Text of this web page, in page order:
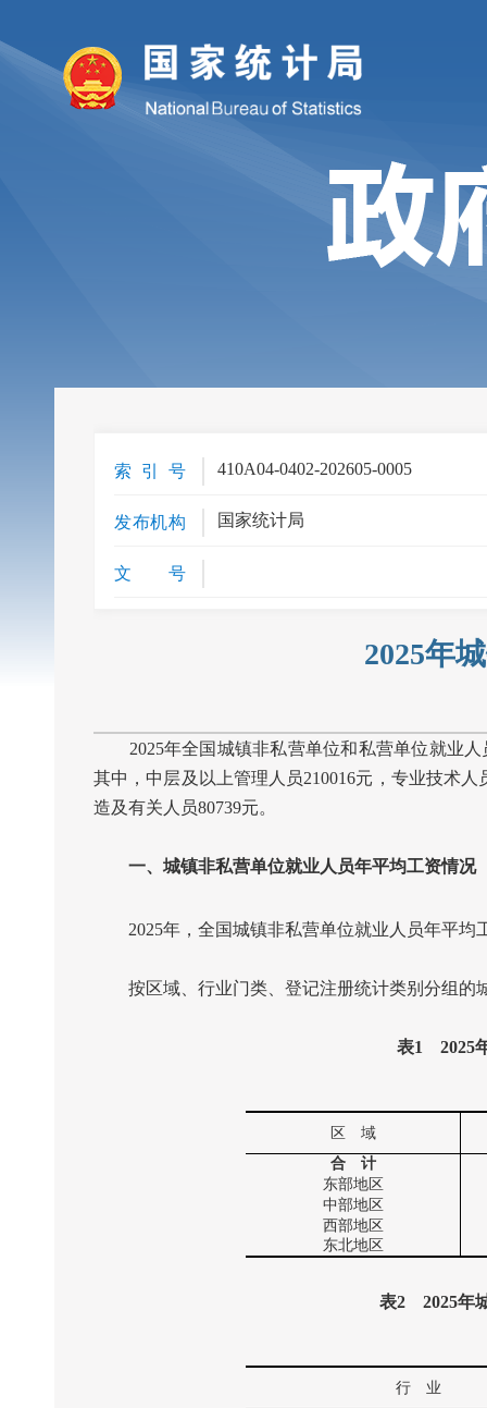
索 引 号 410A04-0402-202605-0005
发布机构 国家统计局
文 号
2025年
2025年全国城镇非私营单位和私营单位就业
其中，中层及以上管理人员210016元，专业技术人
造及有关人员80739元。
一、城镇非私营单位就业人员年平均工资情况
2025年，全国城镇非私营单位就业人员年平均
按区域、行业门类、登记注册统计类别分组的
表1 2025
区 域
合 计
东部地区
中部地区
西部地区
东北地区
表2 2025年
行 业